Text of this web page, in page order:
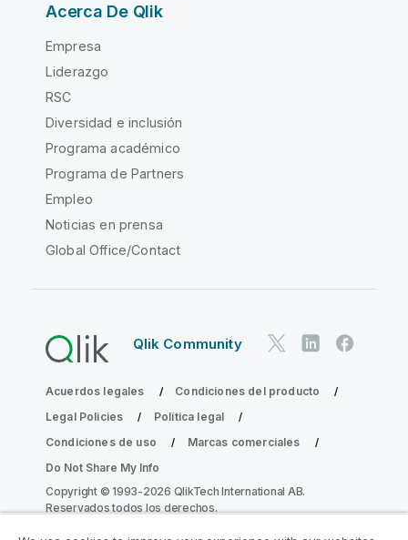
Acerca De Qlik
Empresa
Liderazgo
RSC
Diversidad e inclusión
Programa académico
Programa de Partners
Empleo
Noticias en prensa
Global Office/Contact
Qlik Community
Acuerdos legales
Condiciones del producto
Legal Policies
Política legal
Condiciones de uso
Marcas comerciales
Do Not Share My Info
Copyright © 1993-2026 QlikTech International AB.
Reservados todos los derechos.